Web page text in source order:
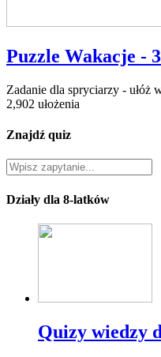
Puzzle Wakacje -
Zadanie dla spryciarzy - ułóż
2,902 ułożenia
Znajdź quiz
Działy dla 8-latków
Quizy wiedzy